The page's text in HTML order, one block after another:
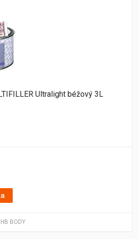
HB BODY
Ultralight béžový 3L